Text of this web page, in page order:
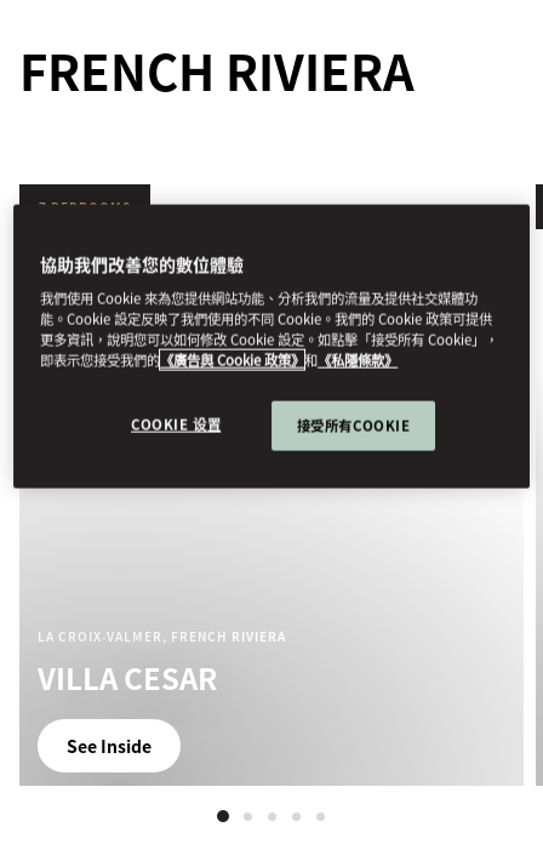
FRENCH RIVIERA
7 BEDROOMS
LA CROIX‑VALMER, FRENCH RIVIERA
VILLA CESAR
See Inside
協助我們改善您的數位體驗
我們使用 Cookie 來為您提供網站功能、分析我們的流量及提供社交媒體功
能。Cookie 設定反映了我們使用的不同 Cookie。我們的 Cookie 政策可提供
更多資訊，說明您可以如何修改 Cookie 設定。如點擊「接受所有 Cookie」，
即表示您接受我們的 《廣告與 Cookie 政策》 和 《私隱條款》
COOKIE 设置 接受所有COOKIE